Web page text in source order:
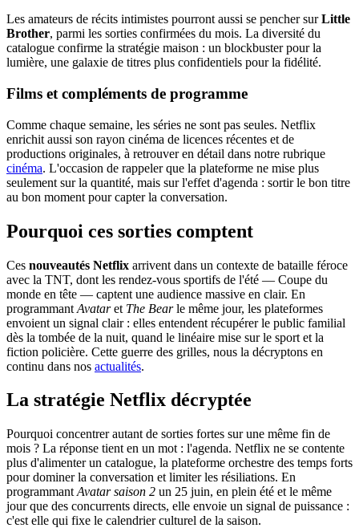
Les amateurs de récits intimistes pourront aussi se pencher surLittle
Brother, parmi les sorties confirmées du mois. La diversité du
catalogue confirme la stratégie maison : un blockbuster pour la
lumière, une galaxie de titres plus confidentiels pour la fidélité.
Films et compléments de programme
Comme chaque semaine, les séries ne sont pas seules. Netflix
enrichit aussi son rayon cinéma de licences récentes et de
productions originales, à retrouver en détail dans notre rubrique
cinéma. L'occasion de rappeler que la plateforme ne mise plus
seulement sur la quantité, mais sur l'effet d'agenda : sortir le bon titre
au bon moment pour capter la conversation.
Pourquoi ces sorties comptent
Ces nouveautés Netflix arrivent dans un contexte de bataille féroce
avec la TNT, dont les rendez-vous sportifs de l'été — Coupe du
monde en tête — captent une audience massive en clair. En
programmant Avataret The Bearle même jour, les plateformes
envoient un signal clair : elles entendent récupérer le public familial
dès la tombée de la nuit, quand le linéaire mise sur le sport et la
fiction policière. Cette guerre des grilles, nous la décryptons en
continu dans nos actualités.
La stratégie Netflix décryptée
Pourquoi concentrer autant de sorties fortes sur une même fin de
mois ? La réponse tient en un mot : l'agenda. Netflix ne se contente
plus d'alimenter un catalogue, la plateforme orchestre des temps forts
pour dominer la conversation et limiter les résiliations. En
programmant Avatar saison 2 un 25 juin, en plein été et le même
jour que des concurrents directs, elle envoie un signal de puissance :
c'est elle qui fixe le calendrier culturel de la saison.